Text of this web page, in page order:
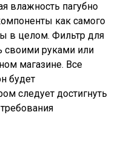
влажность пагубно
как самого
в целом. Фильтр для
своими руками или
магазине. Все
будет
следует достигнуть